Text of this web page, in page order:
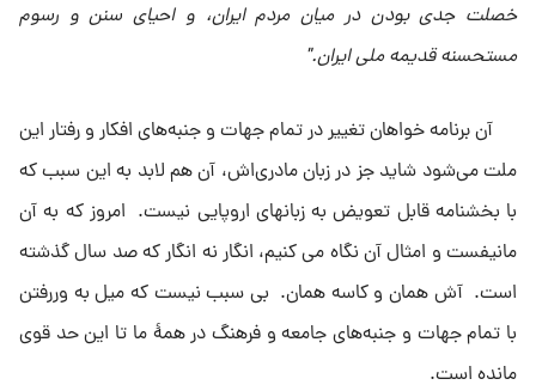
خصلت جدى بودن در میان مردم ایران، و احیاى سنن و رسوم
مستحسنه قدیمه ملى ایران."
آن برنامه خواهان تغییر در تمام جهات و جنبه‌هاى افکار و رفتار این
ملت مى‌شود شاید جز در زبان مادرى‌اش، آن هم لابد به این سبب که
با بخشنامه قابل تعویض به زبانهاى اروپایى نیست. امروز که به آن
مانیفست و امثال آن نگاه مى کنیم، انگار نه انگار که صد سال گذشته
است. آش همان و کاسه همان. بى سبب نیست که میل به وررفتن
با تمام جهات و جنبه‌هاى جامعه و فرهنگ در همهٔ‌ ما تا این حد قوى
مانده است.